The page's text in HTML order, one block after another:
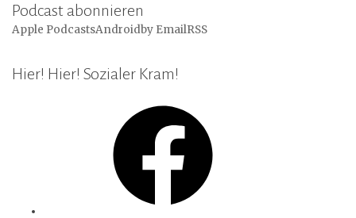
Podcast abonnieren
Apple PodcastsAndroidby EmailRSS
Hier! Hier! Sozialer Kram!